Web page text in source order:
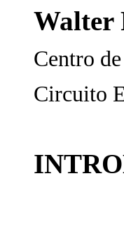
Walter
Centro
Circuito